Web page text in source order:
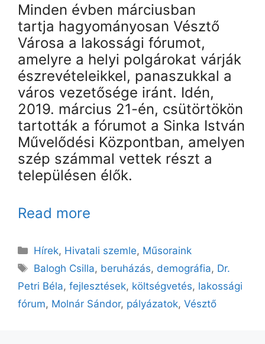
Minden évben márciusban
tartja hagyományosan Vésztő
Városa a lakossági fórumot,
amelyre a helyi polgárokat várják
észrevételeikkel, panaszukkal a
város vezetősége iránt. Idén,
2019. március 21-én, csütörtökön
tartották a fórumot a Sinka István
Művelődési Központban, amelyen
szép számmal vettek részt a
településen élők.
Read more
Kategória
Hírek, Hivatali szemle, Műsoraink
Címkék
Balogh Csilla, beruházás, demográfia, Dr.
Petri Béla, fejlesztések, költségvetés, lakossági
fórum, Molnár Sándor, pályázatok, Vésztő